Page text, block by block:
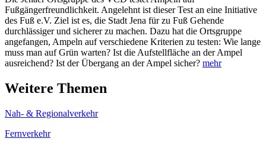
Fußgängerfreundlichkeit. Angelehnt ist dieser Test an eine Initiative
des Fuß e.V. Ziel ist es, die Stadt Jena für zu Fuß Gehende
durchlässiger und sicherer zu machen. Dazu hat die Ortsgruppe
angefangen, Ampeln auf verschiedene Kriterien zu testen: Wie lange
muss man auf Grün warten? Ist die Aufstellfläche an der Ampel
ausreichend? Ist der Übergang an der Ampel sicher? mehr
Weitere Themen
Nah- & Regionalverkehr
Fernverkehr